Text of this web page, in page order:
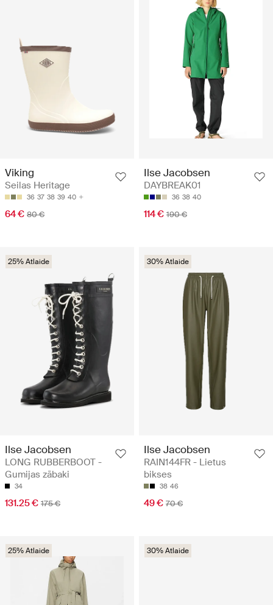
Viking
Seilas Heritage
36 37 38 39 40
64 € 80 €
Ilse Jacobsen
DAYBREAK01
36 38 40
114 € 190 €
25% Atlaide
Ilse Jacobsen
LONG RUBBERBOOT -
Gumijas zābaki
34
131.25 € 175 €
30% Atlaide
Ilse Jacobsen
RAIN144FR - Lietus
bikses
38 46
49 € 70 €
25% Atlaide 30% Atlaide